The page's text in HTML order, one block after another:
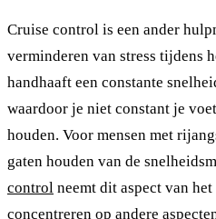
Cruise control is een ander
verminderen van stress tijdens
handhaaft een constante
waardoor je niet constant je
houden. Voor mensen met
gaten houden van de
control neemt dit aspect van
concentreren op andere